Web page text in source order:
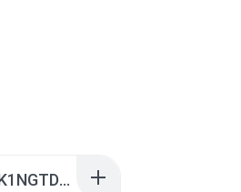
[Witanime.com] KWONMSNITIK1NGTDNN EP 05 HD.mp4